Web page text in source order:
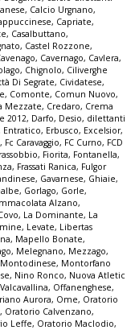
, Calcio Urgnano,
, Capriate,
, Casalbuttano,
, Castel Rozzone,
, Cavernago, Cavlera,
, Chignolo, Ciliverghe
Di Segrate, Cividatese,
, Comonte, Comun Nuovo,
Mezzate, Credaro, Crema
2012, Darfo, Desio, dilettanti
Entratico, Erbusco, Excelsior,
, Fc Caravaggio, FC Curno, FCD
, Fiorita, Fontanella,
, Frassati Ranica, Fulgor
, Gavarnese, Ghiaie,
, Gorlago, Gorle,
Alzano,
, La Dominante, La
, Levate, Libertas
, Mapello Bonate,
, Melegnano, Mezzago,
Montodinese, Montorfano
, Nino Ronco, Nuova Atletic
, Offanenghese,
Aurora, Ome, Oratorio
, Oratorio Calvenzano,
Leffe, Oratorio Maclodio,